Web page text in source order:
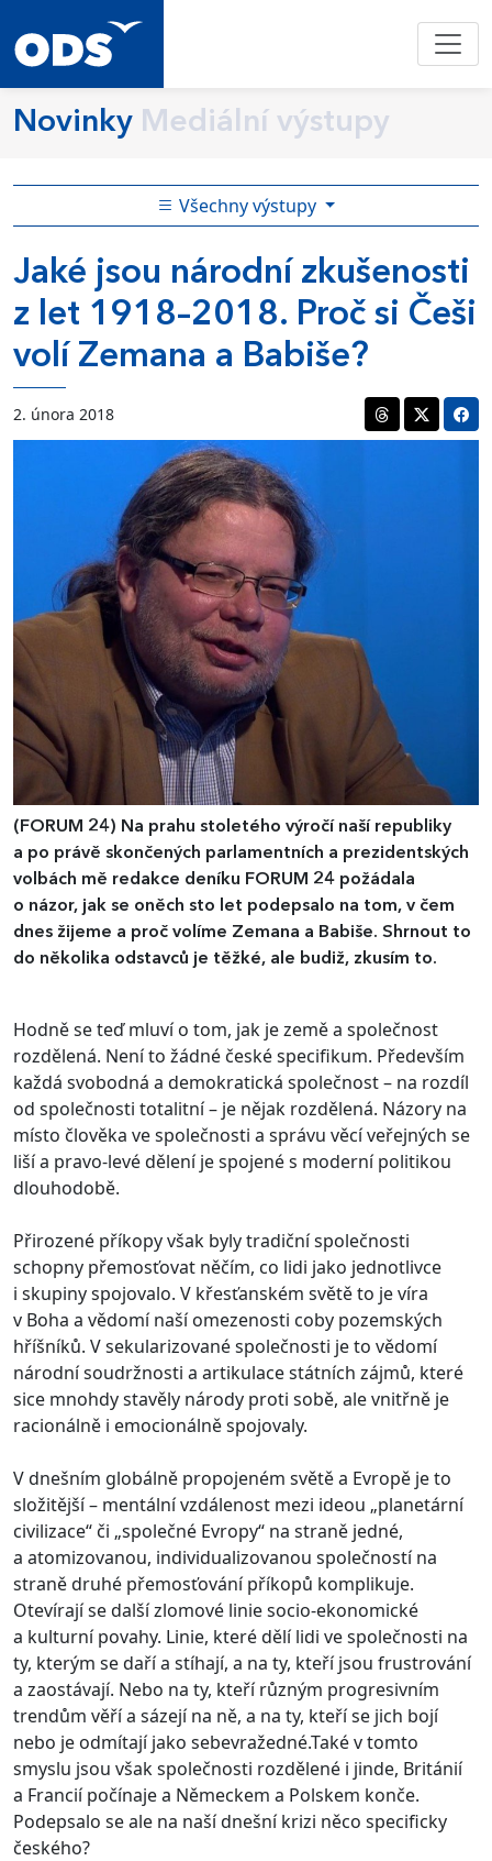
Novinky Mediální výstupy
Všechny výstupy
Jaké jsou národní zkušenosti
z let 1918–2018. Proč si Češi
volí Zemana a Babiše?
2. února 2018
(FORUM 24) Na prahu stoletého výročí naší republiky
a po právě skončených parlamentních a prezidentských
volbách mě redakce deníku FORUM 24 požádala
o názor, jak se oněch sto let podepsalo na tom, v čem
dnes žijeme a proč volíme Zemana a Babiše. Shrnout to
do několika odstavců je těžké, ale budiž, zkusím to.
Hodně se teď mluví o tom, jak je země a společnost
rozdělená. Není to žádné české specifikum. Především
každá svobodná a demokratická společnost – na rozdíl
od společnosti totalitní – je nějak rozdělená. Názory na
místo člověka ve společnosti a správu věcí veřejných se
liší a pravo-levé dělení je spojené s moderní politikou
dlouhodobě.
Přirozené příkopy však byly tradiční společnosti
schopny přemosťovat něčím, co lidi jako jednotlivce
i skupiny spojovalo. V křesťanském světě to je víra
v Boha a vědomí naší omezenosti coby pozemských
hříšníků. V sekularizované společnosti je to vědomí
národní soudržnosti a artikulace státních zájmů, které
sice mnohdy stavěly národy proti sobě, ale vnitřně je
racionálně i emocionálně spojovaly.
V dnešním globálně propojeném světě a Evropě je to
složitější – mentální vzdálenost mezi ideou „planetární
civilizace“ či „společné Evropy“ na straně jedné,
a atomizovanou, individualizovanou společností na
straně druhé přemosťování příkopů komplikuje.
Otevírají se další zlomové linie socio-ekonomické
a kulturní povahy. Linie, které dělí lidi ve společnosti na
ty, kterým se daří a stíhají, a na ty, kteří jsou frustrování
a zaostávají. Nebo na ty, kteří různým progresivním
trendům věří a sázejí na ně, a na ty, kteří se jich bojí
nebo je odmítají jako sebevražedné.Také v tomto
smyslu jsou však společnosti rozdělené i jinde, Británií
a Francií počínaje a Německem a Polskem konče.
Podepsalo se ale na naší dnešní krizi něco specificky
českého?